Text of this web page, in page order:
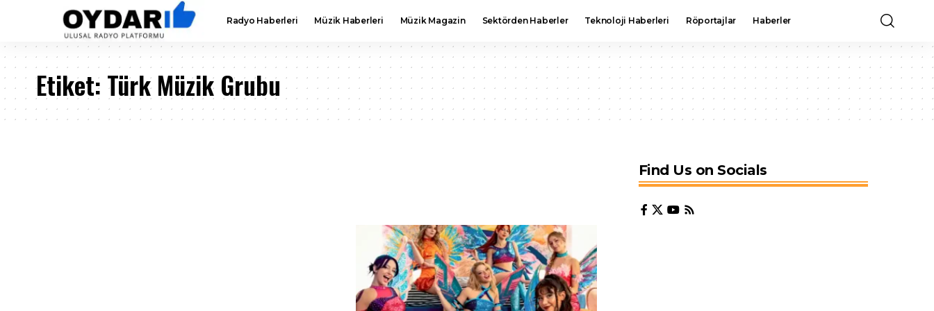
Radyo Haberleri Müzik Haberleri Müzik Magazin Sektörden Haberler Teknoloji Haberleri Röportajlar Haberler
Etiket: Türk Müzik Grubu
Find Us on Socials